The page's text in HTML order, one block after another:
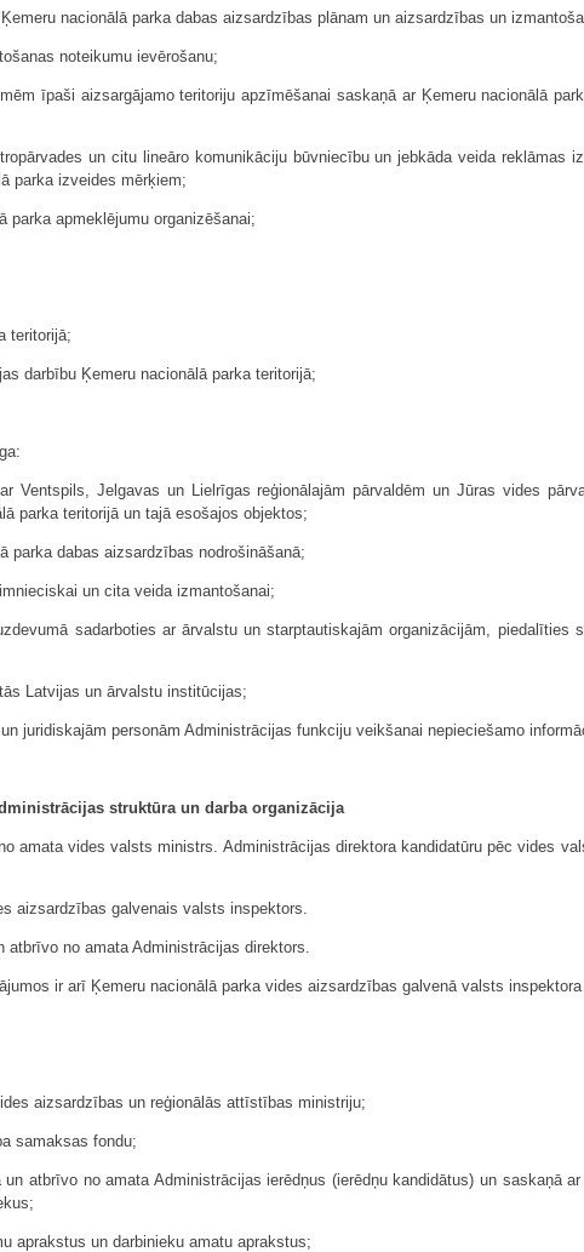
nacionālā parka dabas aizsardzības plānam un aizsardzības un
noteikumu ievērošanu;
īpaši aizsargājamo teritoriju apzīmēšanai saskaņā ar Ķemeru nacionālā
un citu lineāro komunikāciju būvniecību un jebkāda veida reklāmas
parka izveides mērķiem;
parka apmeklējumu organizēšanai;
teritorijā;
darbību Ķemeru nacionālā parka teritorijā;
Jelgavas un Lielrīgas reģionālajām pārvaldēm un Jūras vides
parka teritorijā un tajā esošajos objektos;
parka dabas aizsardzības nodrošināšanā;
un cita veida izmantošanai;
sadarboties ar ārvalstu un starptautiskajām organizācijām, piedalīties
Latvijas un ārvalstu institūcijas;
juridiskajām personām Administrācijas funkciju veikšanai nepieciešamo
struktūra un darba organizācija
amata vides valsts ministrs. Administrācijas direktora kandidatūru pēc vides
aizsardzības galvenais valsts inspektors.
no amata Administrācijas direktors.
ir arī Ķemeru nacionālā parka vides aizsardzības galvenā valsts
aizsardzības un reģionālās attīstības ministriju;
samaksas fondu;
atbrīvo no amata Administrācijas ierēdņus (ierēdņu kandidātus) un saskaņā
aprakstus un darbinieku amatu aprakstus;